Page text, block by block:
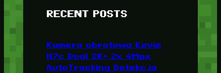
RECENT POSTS
Kamera obrotowa Ezviz
H7c Dual 2K+ 2x 4Mpx
AutoTracking Detekcja